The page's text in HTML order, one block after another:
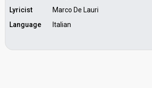
Lyricist
Marco De Lauri
Language
Italian